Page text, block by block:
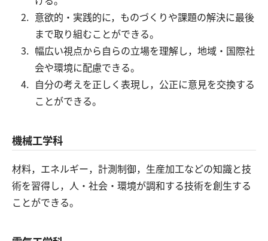
意欲的・実践的に，ものづくりや課題の解決に最後
まで取り組むことができる。
幅広い視点から自らの立場を理解し，地域・国際社
会や環境に配慮できる。
自分の考えを正しく表現し，公正に意見を交換する
ことができる。
機械工学科
材料，エネルギー，計測制御，生産加工などの知識と技
術を習得し，人・社会・環境が調和する技術を創生する
ことができる。